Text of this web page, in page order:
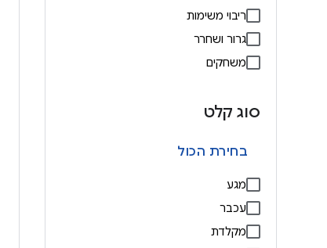
ריבוי משימות
גרור ושחרר
משחקים
סוג קלט
בחירת הכול
מגע
עכבר
מקלדת